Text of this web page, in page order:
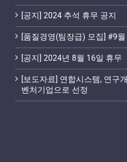
[공지] 2024 추석 휴무 공지
[품질경영(팀장급) 모집] #9
[공지] 2024년 8월 16일 휴무
[보도자료] 연합시스템, 연구
벤처기업으로 선정